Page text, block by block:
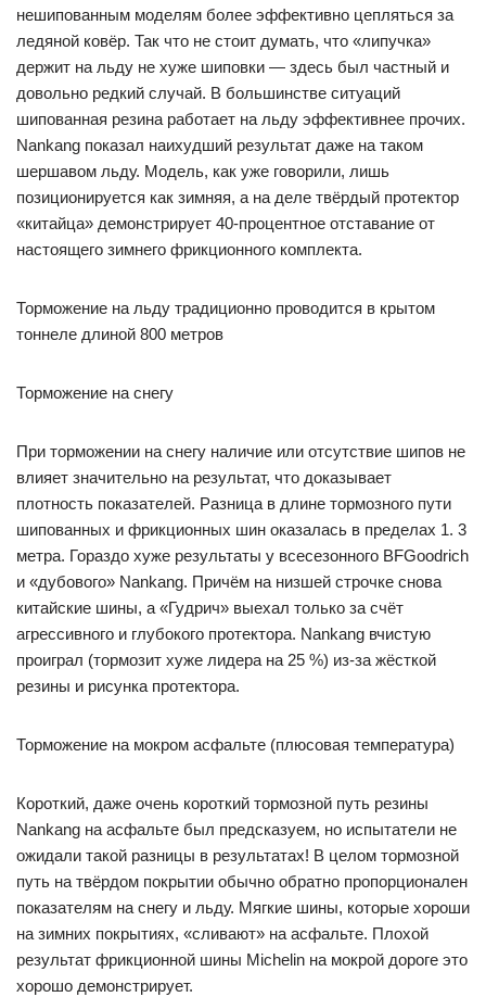
нешипованным моделям более эффективно цепляться за
ледяной ковёр. Так что не стоит думать, что «липучка»
держит на льду не хуже шиповки — здесь был частный и
довольно редкий случай. В большинстве ситуаций
шипованная резина работает на льду эффективнее прочих.
Nankang показал наихудший результат даже на таком
шершавом льду. Модель, как уже говорили, лишь
позиционируется как зимняя, а на деле твёрдый протектор
«китайца» демонстрирует 40-процентное отставание от
настоящего зимнего фрикционного комплекта.
Торможение на льду традиционно проводится в крытом
тоннеле длиной 800 метров
Торможение на снегу
При торможении на снегу наличие или отсутствие шипов не
влияет значительно на результат, что доказывает
плотность показателей. Разница в длине тормозного пути
шипованных и фрикционных шин оказалась в пределах 1. 3
метра. Гораздо хуже результаты у всесезонного BFGoodrich
и «дубового» Nankang. Причём на низшей строчке снова
китайские шины, а «Гудрич» выехал только за счёт
агрессивного и глубокого протектора. Nankang вчистую
проиграл (тормозит хуже лидера на 25 %) из-за жёсткой
резины и рисунка протектора.
Торможение на мокром асфальте (плюсовая температура)
Короткий, даже очень короткий тормозной путь резины
Nankang на асфальте был предсказуем, но испытатели не
ожидали такой разницы в результатах! В целом тормозной
путь на твёрдом покрытии обычно обратно пропорционален
показателям на снегу и льду. Мягкие шины, которые хороши
на зимних покрытиях, «сливают» на асфальте. Плохой
результат фрикционной шины Michelin на мокрой дороге это
хорошо демонстрирует.